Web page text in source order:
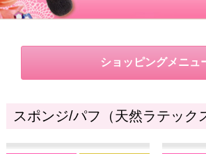
ショッピングメニュ
スポンジ/パフ（天然ラテック